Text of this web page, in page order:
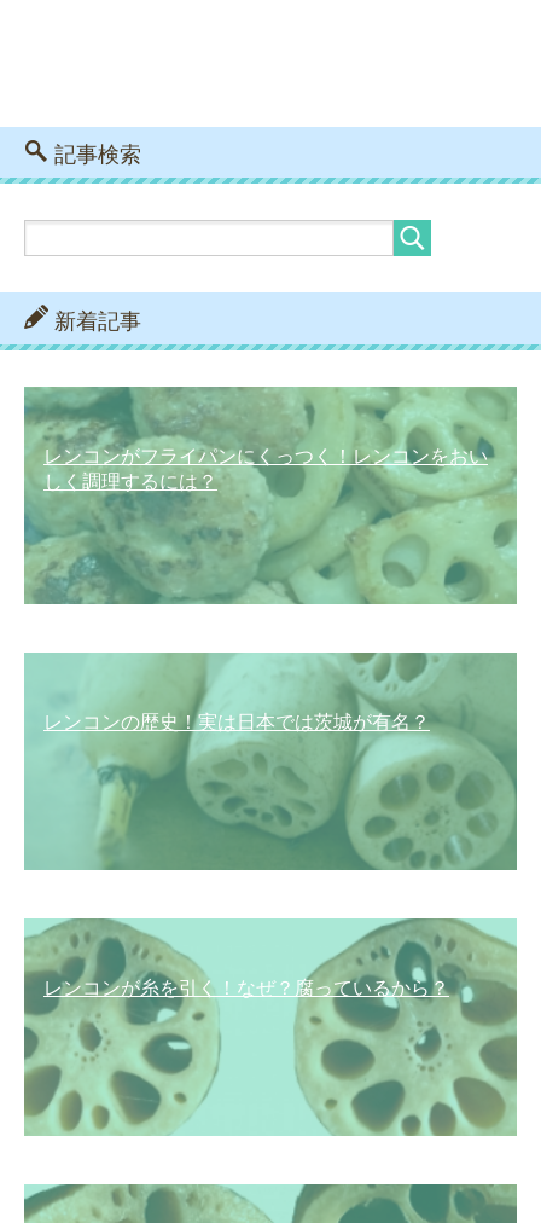
記事検索
新着記事
レンコンがフライパンにくっつく！レンコンをおい
しく調理するには？
レンコンの歴史！実は日本では茨城が有名？
レンコンが糸を引く！なぜ？腐っているから？